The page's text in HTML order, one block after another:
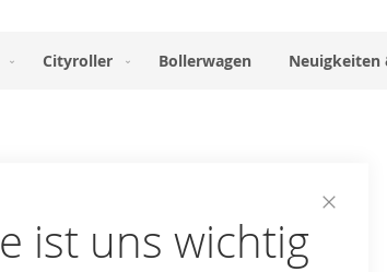
ist uns wichtig
Cityroller Bollerwagen